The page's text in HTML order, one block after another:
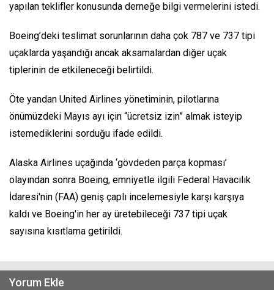
yapılan teklifler konusunda derneğe bilgi vermelerini istedi.
Boeing’deki teslimat sorunlarının daha çok 787 ve 737 tipi
uçaklarda yaşandığı ancak aksamalardan diğer uçak
tiplerinin de etkileneceği belirtildi.
Öte yandan United Airlines yönetiminin, pilotlarına
önümüzdeki Mayıs ayı için “ücretsiz izin” almak isteyip
istemediklerini sorduğu ifade edildi.
Alaska Airlines uçağında ‘gövdeden parça kopması’
olayından sonra Boeing, emniyetle ilgili Federal Havacılık
İdaresi'nin (FAA) geniş çaplı incelemesiyle karşı karşıya
kaldı ve Boeing'in her ay üretebileceği 737 tipi uçak
sayısına kısıtlama getirildi.
Yorum Ekle